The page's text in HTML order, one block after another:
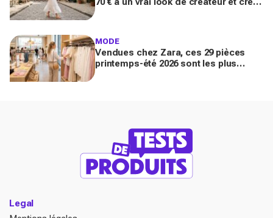
MODE
Vendues chez Zara, ces 29 pièces
printemps-été 2026 sont les plus
Legal